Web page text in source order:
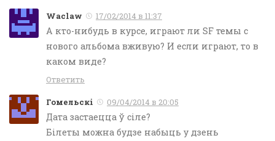
Waclaw 17/02/2014 в 11:37
А кто-нибудь в курсе, играют ли SF темы с
нового альбома вживую? И если играют, то в
каком виде?
Ответить
Гомельскі 09/04/2014 в 20:05
Дата застаецца ў сіле?
Білеты можна будзе набыць у дзень